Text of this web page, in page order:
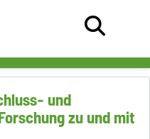
und
zu und mit